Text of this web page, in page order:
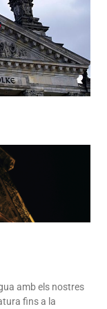
amb els nostres
fins a la